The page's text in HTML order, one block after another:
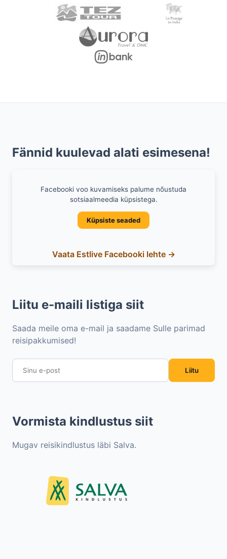
Fännid kuulevad alati esimesena!
Facebooki voo kuvamiseks palume nõustuda
sotsiaalmeedia küpsistega.
Küpsiste seaded
Vaata Estlive Facebooki lehte →
Liitu e-maili listiga siit
Saada meile oma e-mail ja saadame Sulle parimad
reisipakkumised!
Liitu
Vormista kindlustus siit
Mugav reisikindlustus läbi Salva.